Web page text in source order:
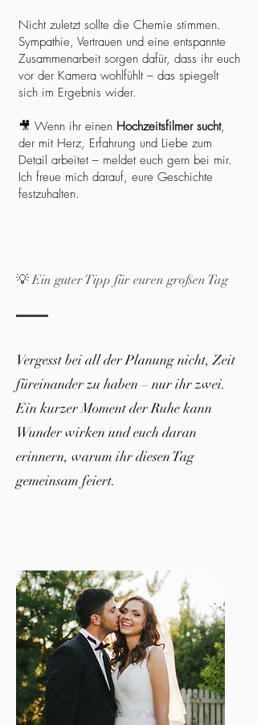
Nicht zuletzt sollte die Chemie stimmen.
Sympathie, Vertrauen und eine entspannte
Zusammenarbeit sorgen dafür, dass ihr euch
vor der Kamera wohlfühlt – das spiegelt
sich im Ergebnis wider.
🎥 Wenn ihr einen Hochzeitsfilmer sucht,
der mit Herz, Erfahrung und Liebe zum
Detail arbeitet – meldet euch gern bei mir.
Ich freue mich darauf, eure Geschichte
festzuhalten.
💡 Ein guter Tipp für euren großen Tag
Vergesst bei all der Planung nicht, Zeit
füreinander zu haben – nur ihr zwei.
Ein kurzer Moment der Ruhe kann
Wunder wirken und euch daran
erinnern, warum ihr diesen Tag
gemeinsam feiert.